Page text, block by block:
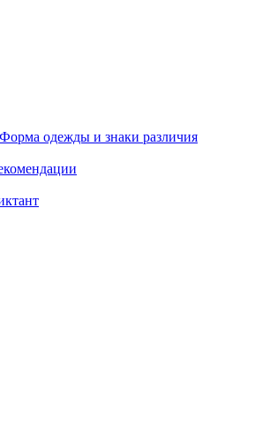
Форма одежды и знаки различия